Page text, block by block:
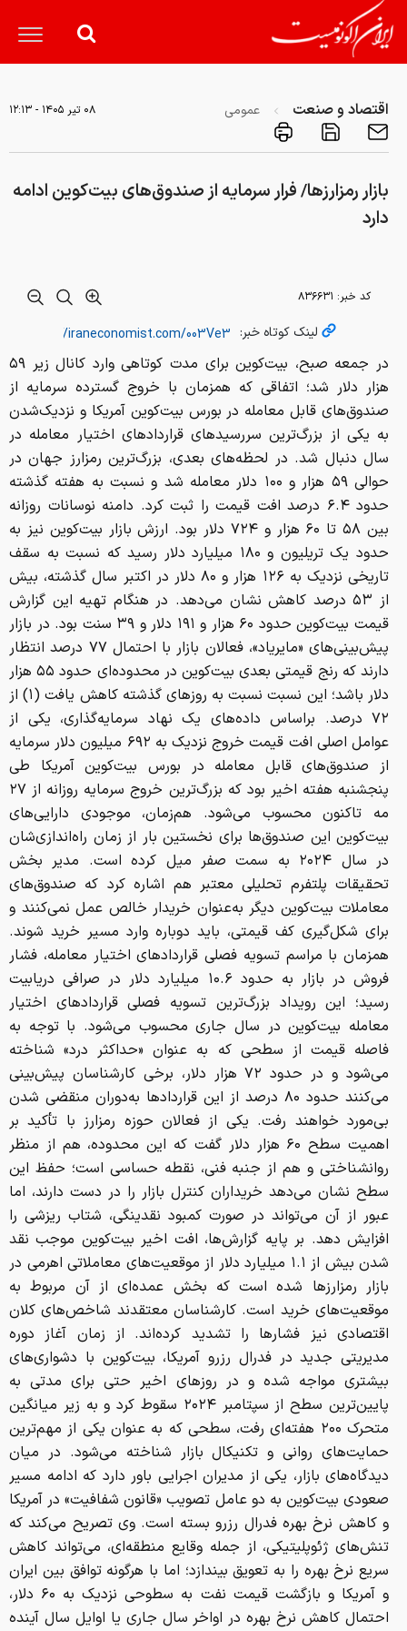
اقتصاد و صنعت عمومی ۰۸ تير ۱۴۰۵ - ۱۲:۱۳
بازار رمزارزها/ فرار سرمایه از صندوق‌های بیت‌کوین ادامه
دارد
کد خبر: ۸۳۶۶۳۱
لینک کوتاه خبر:
در جمعه صبح، بیت‌کوین برای مدت کوتاهی وارد کانال زیر ۵۹
هزار دلار شد؛ اتفاقی که همزمان با خروج گسترده سرمایه از
صندوق‌های قابل معامله در بورس بیت‌کوین آمریکا و نزدیک‌شدن
به یکی از بزرگ‌ترین سررسیدهای قراردادهای اختیار معامله در
سال دنبال شد. در لحظه‌های بعدی، بزرگ‌ترین رمزارز جهان در
حوالی ۵۹ هزار و ۱۰۰ دلار معامله شد و نسبت به هفته گذشته
حدود ۶.۴ درصد افت قیمت را ثبت کرد. دامنه نوسانات روزانه
بین ۵۸ تا ۶۰ هزار و ۷۲۴ دلار بود. ارزش بازار بیت‌کوین نیز به
حدود یک تریلیون و ۱۸۰ میلیارد دلار رسید که نسبت به سقف
تاریخی نزدیک به ۱۲۶ هزار و ۸۰ دلار در اکتبر سال گذشته، بیش
از ۵۳ درصد کاهش نشان می‌دهد. در هنگام تهیه این گزارش
قیمت بیت‌کوین حدود ۶۰ هزار و ۱۹۱ دلار و ۳۹ سنت بود. در بازار
پیش‌بینی‌های «مایریاد»، فعالان بازار با احتمال ۷۷ درصد انتظار
دارند که رنج قیمتی بعدی بیت‌کوین در محدوده‌ای حدود ۵۵ هزار
دلار باشد؛ این نسبت نسبت به روزهای گذشته کاهش یافت (۱) از
۷۲ درصد. براساس داده‌های یک نهاد سرمایه‌گذاری، یکی از
عوامل اصلی افت قیمت خروج نزدیک به ۶۹۲ میلیون دلار سرمایه
از صندوق‌های قابل معامله در بورس بیت‌کوین آمریکا طی
پنجشنبه هفته اخیر بود که بزرگ‌ترین خروج سرمایه روزانه از ۲۷
مه تاکنون محسوب می‌شود. هم‌زمان، موجودی دارایی‌های
بیت‌کوین این صندوق‌ها برای نخستین بار از زمان راه‌اندازی‌شان
در سال ۲۰۲۴ به سمت صفر میل کرده است. مدیر بخش
تحقیقات پلتفرم تحلیلی معتبر هم اشاره کرد که صندوق‌های
معاملات بیت‌کوین دیگر به‌عنوان خریدار خالص عمل نمی‌کنند و
برای شکل‌گیری کف قیمتی، باید دوباره وارد مسیر خرید شوند.
همزمان با مراسم تسویه فصلی قراردادهای اختیار معامله، فشار
فروش در بازار به حدود ۱۰.۶ میلیارد دلار در صرافی دریا‌بیت
رسید؛ این رویداد بزرگ‌ترین تسویه فصلی قراردادهای اختیار
معامله بیت‌کوین در سال جاری محسوب می‌شود. با توجه به
فاصله قیمت از سطحی که به عنوان «حداکثر درد» شناخته
می‌شود و در حدود ۷۲ هزار دلار، برخی کارشناسان پیش‌بینی
می‌کنند حدود ۸۰ درصد از این قراردادها به‌دوران منقضی شدن
بی‌مورد خواهند رفت. یکی از فعالان حوزه رمزارز با تأکید بر
اهمیت سطح ۶۰ هزار دلار گفت که این محدوده، هم از منظر
روانشناختی و هم از جنبه فنی، نقطه حساسی است؛ حفظ این
سطح نشان می‌دهد خریداران کنترل بازار را در دست دارند، اما
عبور از آن می‌تواند در صورت کمبود نقدینگی، شتاب ریزشی را
افزایش دهد. بر پایه گزارش‌ها، افت اخیر بیت‌کوین موجب نقد
شدن بیش از ۱.۱ میلیارد دلار از موقعیت‌های معاملاتی اهرمی در
بازار رمزارزها شده است که بخش عمده‌ای از آن مربوط به
موقعیت‌های خرید است. کارشناسان معتقدند شاخص‌های کلان
اقتصادی نیز فشارها را تشدید کرده‌اند. از زمان آغاز دوره
مدیریتی جدید در فدرال رزرو آمریکا، بیت‌کوین با دشواری‌های
بیشتری مواجه شده و در روزهای اخیر حتی برای مدتی به
پایین‌ترین سطح از سپتامبر ۲۰۲۴ سقوط کرد و به زیر میانگین
متحرک ۲۰۰ هفته‌ای رفت، سطحی که به عنوان یکی از مهم‌ترین
حمایت‌های روانی و تکنیکال بازار شناخته می‌شود. در میان
دیدگاه‌های بازار، یکی از مدیران اجرایی باور دارد که ادامه مسیر
صعودی بیت‌کوین به دو عامل تصویب «قانون شفافیت» در آمریکا
و کاهش نرخ بهره فدرال رزرو بسته است. وی تصریح می‌کند که
تنش‌های ژئوپلیتیکی، از جمله وقایع منطقه‌ای، می‌تواند کاهش
سریع نرخ بهره را به تعویق بیندازد؛ اما با هرگونه توافق بین ایران
و آمریکا و بازگشت قیمت نفت به سطوحی نزدیک به ۶۰ دلار،
احتمال کاهش نرخ بهره در اواخر سال جاری یا اوایل سال آینده